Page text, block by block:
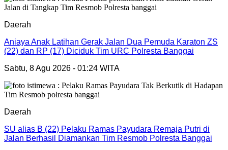
Daerah
Aniaya Anak Latihan Gerak Jalan Dua Pemuda Karaton ZS
(22) dan RP (17) Diciduk Tim URC Polresta Banggai
Sabtu, 8 Agu 2026 - 01:24 WITA
Daerah
SU alias B (22) Pelaku Ramas Payudara Remaja Putri di
Jalan Berhasil Diamankan Tim Resmob Polresta Banggai